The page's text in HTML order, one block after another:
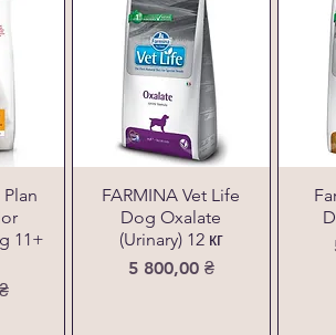
11+
FARMINA Vet Life
Dog Oxalate
(Urinary) 12 кг
Ціна
5 800,00 ₴